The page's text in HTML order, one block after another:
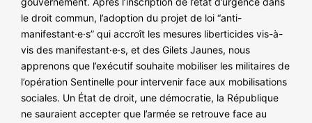
NOS ACTIONS
le droit commun, l’adoption du projet de loi “anti-
manifestant·e·s” qui accroît les mesures liberticides vis-à-
vis des manifestant·e·s, et des Gilets Jaunes, nous
apprenons que l’exécutif souhaite mobiliser les militaires de
l’opération Sentinelle pour intervenir face aux mobilisations
sociales. Un État de droit, une démocratie, la République
ne sauraient accepter que l’armée se retrouve face au